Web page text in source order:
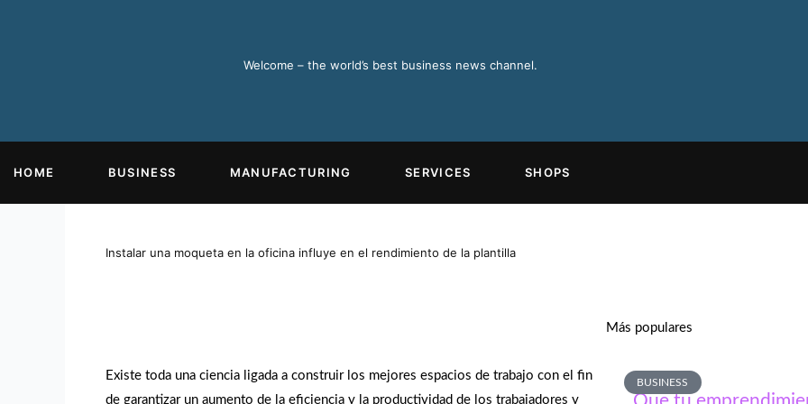
Welcome – the world’s best business news channel.
HOME BUSINESS MANUFACTURING SERVICES SHOPS
Instalar una moqueta en la oficina influye en el rendimiento de la plantilla
Existe toda una ciencia ligada a construir los mejores espacios de trabajo con el fin
de garantizar un aumento de la eficiencia y la productividad de los trabajadores y
Más populares
BUSINESS